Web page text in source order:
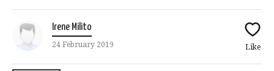
Irene Milito
24 February 2019 Like